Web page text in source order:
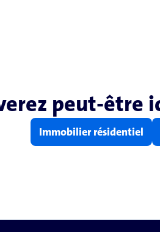
peut-être
Immobilier résidentiel